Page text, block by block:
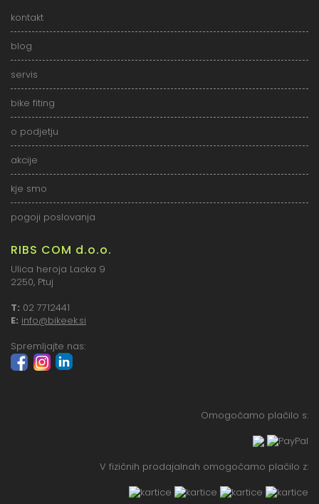
kontakt
blog
servis
bike fiting
o podjetju
akcije
kje smo
pogoji poslovanja
RIBS COM d.o.o.
Ulica heroja Lacka 9
2250, Ptuj
T: 02 7712441
E: info@bikeek.si
Spremljajte nas:
Omogočamo plačilo s:
V fizičnih prodajalnah omogočamo plačilo z: